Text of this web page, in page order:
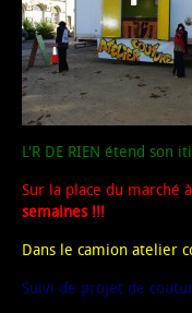
L'R DE RIEN étend son
Sur la place du marché
semaines !!!
Dans le camion atelier
Suivi de projet de